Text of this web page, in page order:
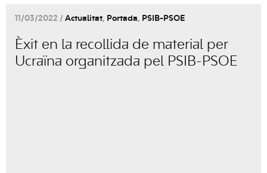
11/03/2022 / Actualitat, Portada, PSIB-PSOE
Èxit en la recollida de material per
Ucraïna organitzada pel PSIB-PSOE